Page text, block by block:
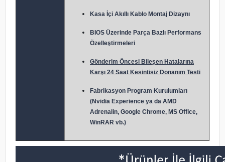
Kasa İçi Akıllı Kablo Montaj Dizaynı
BIOS Üzerinde Parça Bazlı Performans
Özelleştirmeleri
Gönderim Öncesi Bileşen Hatalarına
Karşı 24 Saat Kesintisiz Donanım Testi
Fabrikasyon Program Kurulumları
(Nvidia Experience ya da AMD
Adrenalin, Google Chrome, MS Office,
WinRAR vb.)